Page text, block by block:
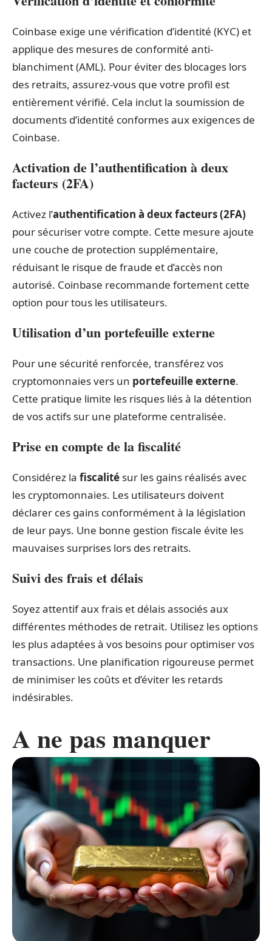
Coinbase exige une vérification d’identité (KYC) et
applique des mesures de conformité anti-
blanchiment (AML). Pour éviter des blocages lors
des retraits, assurez-vous que votre profil est
entièrement vérifié. Cela inclut la soumission de
documents d’identité conformes aux exigences de
Coinbase.
Activation de l’authentification à deux
facteurs (2FA)
Activez l’authentification à deux facteurs (2FA)
pour sécuriser votre compte. Cette mesure ajoute
une couche de protection supplémentaire,
réduisant le risque de fraude et d’accès non
autorisé. Coinbase recommande fortement cette
option pour tous les utilisateurs.
Utilisation d’un portefeuille externe
Pour une sécurité renforcée, transférez vos
cryptomonnaies vers un portefeuille externe.
Cette pratique limite les risques liés à la détention
de vos actifs sur une plateforme centralisée.
Prise en compte de la fiscalité
Considérez la fiscalité sur les gains réalisés avec
les cryptomonnaies. Les utilisateurs doivent
déclarer ces gains conformément à la législation
de leur pays. Une bonne gestion fiscale évite les
mauvaises surprises lors des retraits.
Suivi des frais et délais
Soyez attentif aux frais et délais associés aux
différentes méthodes de retrait. Utilisez les options
les plus adaptées à vos besoins pour optimiser vos
transactions. Une planification rigoureuse permet
de minimiser les coûts et d’éviter les retards
indésirables.
A ne pas manquer